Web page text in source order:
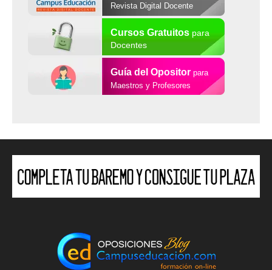
Revista Digital Docente
Cursos Gratuitospara
Docentes
Guía del Opositor para
Maestros y Profesores